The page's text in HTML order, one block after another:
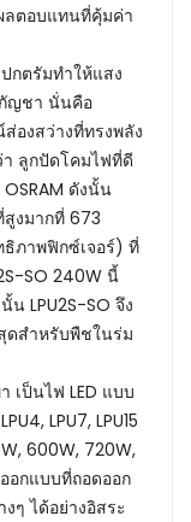
ตอบแทนที่คุ้มค่า
กตรัมทำให้แสง
ญชา นั่นคือ
องสว่างที่ทรงพลัง
า ลูกปัดโคมไฟที่ดี
ดังนั้น
สูงมากที่ 673
ภาพฟิกซ์เจอร์) ที่
SO 240W นี้
LPU2S-SO จึง
ดสำหรับพืชในร่ม
เป็นไฟ LED แบบ
LPU7, LPU15
600W, 720W,
อกแบบที่ถอดออก
ๆ ได้อย่างอิสระ